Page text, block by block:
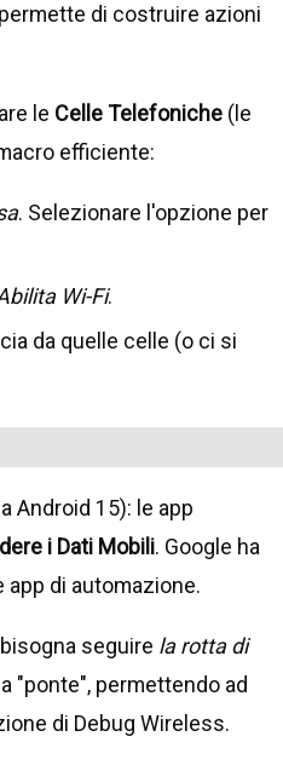
di costruire azioni
le Celle Telefoniche (le
efficiente:
. Selezionare l'opzione per
Wi-Fi.
da quelle celle (o ci si
Android 15): le app
i Dati Mobili. Google ha
di automazione.
seguire la rotta di
"ponte", permettendo ad
di Debug Wireless.